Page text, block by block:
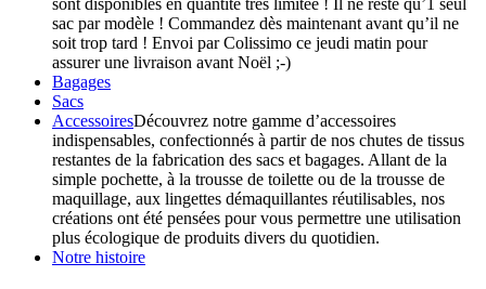
sont disponibles en quantité très limitée ! Il ne reste qu’1 seul
sac par modèle ! Commandez dès maintenant avant qu’il ne
soit trop tard ! Envoi par Colissimo ce jeudi matin pour
assurer une livraison avant Noël ;-)
Bagages
Sacs
AccessoiresDécouvrez notre gamme d’accessoires
indispensables, confectionnés à partir de nos chutes de tissus
restantes de la fabrication des sacs et bagages. Allant de la
simple pochette, à la trousse de toilette ou de la trousse de
maquillage, aux lingettes démaquillantes réutilisables, nos
créations ont été pensées pour vous permettre une utilisation
plus écologique de produits divers du quotidien.
Notre histoire